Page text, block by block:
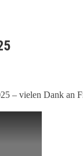
– vielen Dank an